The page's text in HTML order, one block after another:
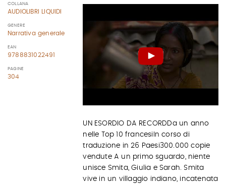
COLLANA
AUDIOLIBRI LIQUIDI
GENERE
Narrativa generale
EAN
9788831022491
PAGINE
304
UN ESORDIO DA RECORDDa un anno
nelle Top 10 francesiIn corso di
traduzione in 26 Paesi300.000 copie
vendute A un primo sguardo, niente
unisce Smita, Giulia e Sarah. Smita
vive in un villaggio indiano, incatenata